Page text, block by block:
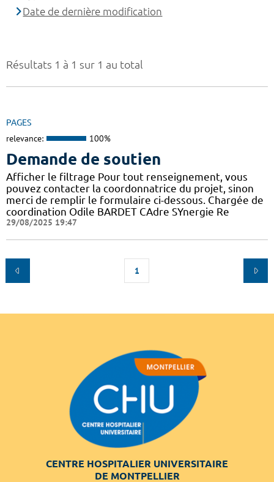
Résultats 1 à 1 sur 1 au total
PAGES
relevance: 100%
Demande de soutien
Afficher le filtrage Pour tout renseignement, vous
pouvez contacter la coordonnatrice du projet, sinon
merci de remplir le formulaire ci-dessous. Chargée de
coordination Odile BARDET CAdre SYnergie Re
29/08/2025 19:47
1
Date de dernière modification
CENTRE HOSPITALIER UNIVERSITAIRE
DE MONTPELLIER